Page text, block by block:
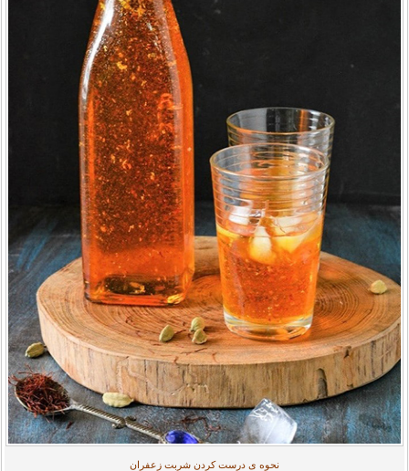
نحوه ی درست کردن شربت زعفران